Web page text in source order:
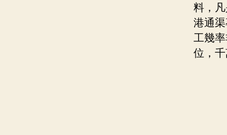
料，
港通
工幾
位，